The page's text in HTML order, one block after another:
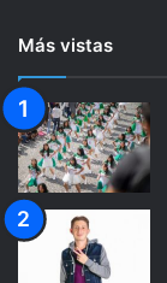
Más vistas